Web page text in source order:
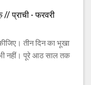
प्राची - फरवरी
तीन दिन का भूखा
नहीं। पूरे आठ साल तक